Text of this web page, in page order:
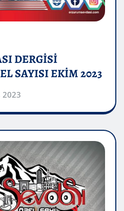
DERGİSİ
SAYISI EKİM 2023
2023